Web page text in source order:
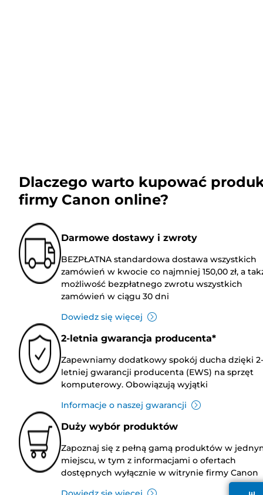
Dlaczego warto kupować
firmy Canon online?
Darmowe dostawy i zwroty
BEZPŁATNA standardowa dostawa wszystkich
zamówień w kwocie co najmniej 150,00 zł, a
możliwość bezpłatnego zwrotu wszystkich
zamówień w ciągu 30 dni
Dowiedz się więcej
2-letnia gwarancja producenta*
Zapewniamy dodatkowy spokój ducha dzięki 2-
letniej gwarancji producenta (EWS) na sprzęt
komputerowy. Obowiązują wyjątki
Informacje o naszej gwarancji
Duży wybór produktów
Zapoznaj się z pełną gamą produktów w
miejscu, w tym z informacjami o ofertach
dostępnych wyłącznie w witrynie firmy Canon